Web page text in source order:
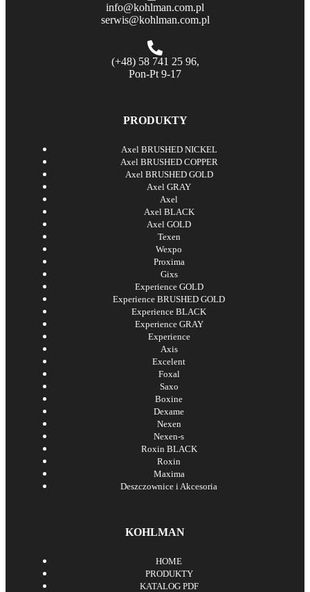
info@kohlman.com.pl
serwis@kohlman.com.pl
(+48) 58 741 25 96,
Pon-Pt 9-17
PRODUKTY
Axel BRUSHED NICKEL
Axel BRUSHED COPPER
Axel BRUSHED GOLD
Axel GRAY
Axel
Axel BLACK
Axel GOLD
Texen
Wexpo
Proxima
Gixs
Experience GOLD
Experience BRUSHED GOLD
Experience BLACK
Experience GRAY
Experience
Axis
Excelent
Foxal
Saxo
Boxine
Dexame
Nexen
Nexen-s
Roxin BLACK
Roxin
Maxima
Deszczownice i Akcesoria
KOHLMAN
HOME
PRODUKTY
KATALOG PDF